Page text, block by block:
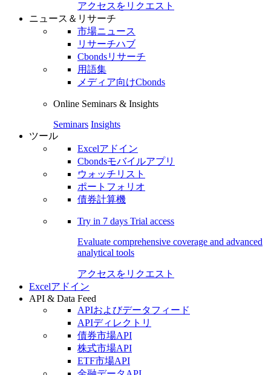
アクセスをリクエスト
ニュース＆リサーチ
市場ニュース
リサーチハブ
Cbondsリサーチ
用語集
メディア向けCbonds
Online Seminars & Insights
Seminars Insights
ツール
Excelアドイン
Cbondsモバイルアプリ
ウォッチリスト
ポートフォリオ
債券計算機
Try in 7 days Trial access
Evaluate comprehensive coverage and advanced
analytical tools
アクセスをリクエスト
Excelアドイン
API & Data Feed
APIおよびデータフィード
APIディレクトリ
債券市場API
株式市場API
ETF市場API